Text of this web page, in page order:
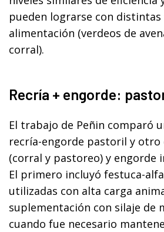
pueden lograrse con
alimentación (verdeos de
corral).
Recría + engorde:
El trabajo de Peñin comparó
recría-engorde pastoril y otro
(corral y pastoreo) y engorde
El primero incluyó festuca-
utilizadas con alta carga
suplementación con silaje de
cuando fue necesario